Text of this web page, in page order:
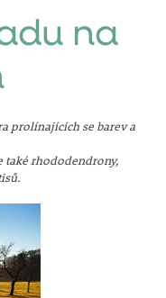
na
prolínajících se barev a
také rhododendrony,